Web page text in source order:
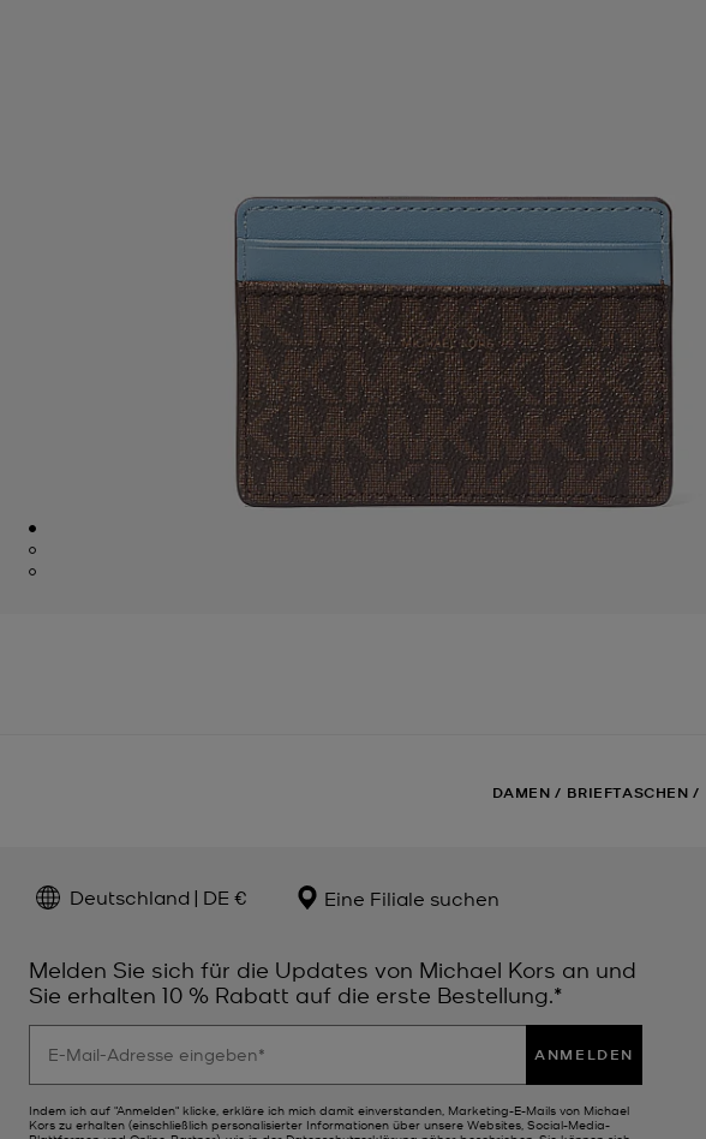
DAMEN / BRIEFTASCHEN /
Deutschland | DE € Eine Filiale suchen
Melden Sie sich für die Updates von Michael Kors an und
Sie erhalten 10 % Rabatt auf die erste Bestellung.*
ANMELDEN
Indem ich auf "Anmelden" klicke, erkläre ich mich damit einverstanden, Marketing-E-Mails von Michael
Kors zu erhalten (einschließlich personalisierter Informationen über unsere Websites, Social-Media-